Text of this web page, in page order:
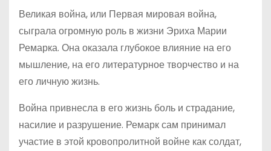
Великая война, или Первая мировая война,
сыграла огромную роль в жизни Эриха Марии
Ремарка. Она оказала глубокое влияние на его
мышление, на его литературное творчество и на
его личную жизнь.
Война привнесла в его жизнь боль и страдание,
насилие и разрушение. Ремарк сам принимал
участие в этой кровопролитной войне как солдат,